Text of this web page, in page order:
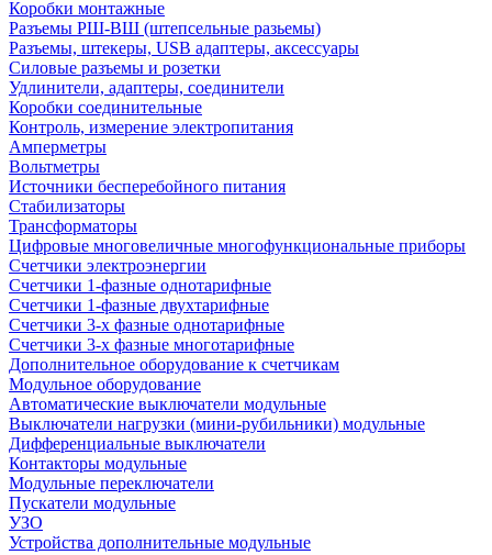
Коробки монтажные
Разъемы РШ-ВШ (штепсельные разьемы)
Разъемы, штекеры, USB адаптеры, аксессуары
Силовые разъемы и розетки
Удлинители, адаптеры, соединители
Коробки соединительные
Контроль, измерение электропитания
Амперметры
Вольтметры
Источники бесперебойного питания
Стабилизаторы
Трансформаторы
Цифровые многовеличные многофункциональные приборы
Счетчики электроэнергии
Счетчики 1-фазные однотарифные
Счетчики 1-фазные двухтарифные
Счетчики 3-х фазные однотарифные
Счетчики 3-х фазные многотарифные
Дополнительное оборудование к счетчикам
Модульное оборудование
Автоматические выключатели модульные
Выключатели нагрузки (мини-рубильники) модульные
Дифференциальные выключатели
Контакторы модульные
Модульные переключатели
Пускатели модульные
УЗО
Устройства дополнительные модульные